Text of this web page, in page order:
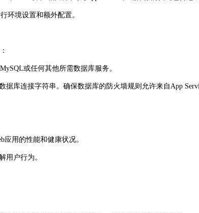
境设置和额外配置。
或任何其他所需数据库服务。
连接字符串。确保数据库的防火墙规则允许来自App
用的性能和健康状况。
户行为。